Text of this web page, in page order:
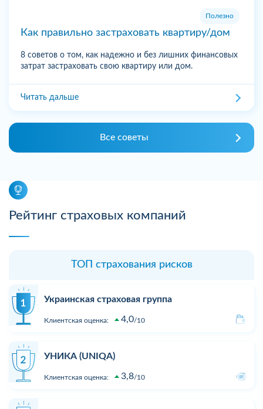
Полезно
Как правильно застраховать квартиру/дом
8 советов о том, как надежно и без лишних финансовых
затрат застраховать свою квартиру или дом.
Читать дальше
Все советы
Рейтинг страховых компаний
ТОП страхования рисков
Украинская страховая группа
Клиентская оценка: 4,0 10
УНИКА (UNIQA)
Клиентская оценка: 3,8 10